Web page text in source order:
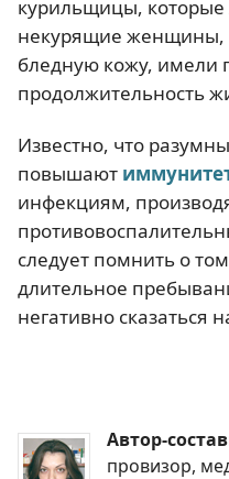
курильщицы, которые
некурящие
бледную кожу, имели
продолжительность
Известно, что
повышают
инфекциям,
следует помнить о
длительное
негативно сказаться
Автор-
провизор,